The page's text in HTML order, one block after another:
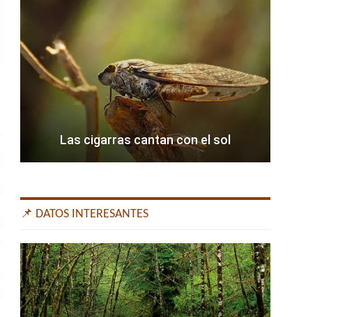
Las cigarras cantan con el sol
📌 DATOS INTERESANTES